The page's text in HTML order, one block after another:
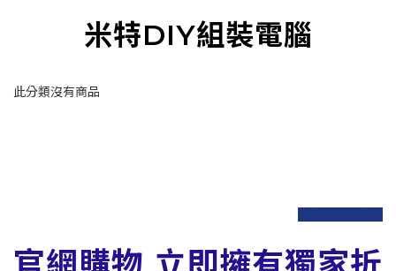
米特DIY組裝電腦
此分類沒有商品
prev next